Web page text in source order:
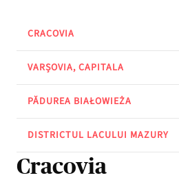
CRACOVIA
VARȘOVIA, CAPITALA
PĂDUREA BIAŁOWIEŻA
DISTRICTUL LACULUI MAZURY
Cracovia